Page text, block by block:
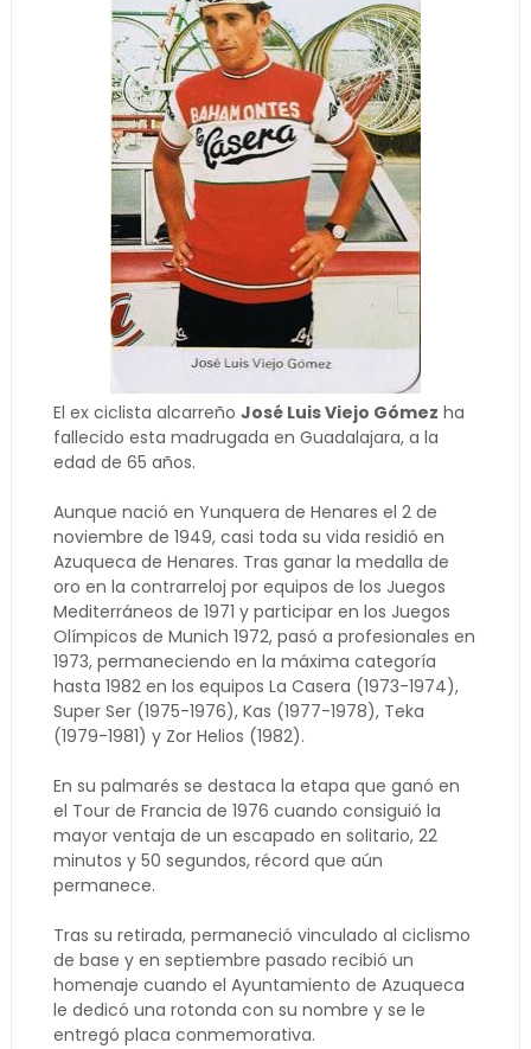
El ex ciclista alcarreño José Luis Viejo Gómez ha
fallecido esta madrugada en Guadalajara, a la
edad de 65 años.
Aunque nació en Yunquera de Henares el 2 de
noviembre de 1949, casi toda su vida residió en
Azuqueca de Henares. Tras ganar la medalla de
oro en la contrarreloj por equipos de los Juegos
Mediterráneos de 1971 y participar en los Juegos
Olímpicos de Munich 1972, pasó a profesionales en
1973, permaneciendo en la máxima categoría
hasta 1982 en los equipos La Casera (1973-1974),
Super Ser (1975-1976), Kas (1977-1978), Teka
(1979-1981) y Zor Helios (1982).
En su palmarés se destaca la etapa que ganó en
el Tour de Francia de 1976 cuando consiguió la
mayor ventaja de un escapado en solitario, 22
minutos y 50 segundos, récord que aún
permanece.
Tras su retirada, permaneció vinculado al ciclismo
de base y en septiembre pasado recibió un
homenaje cuando el Ayuntamiento de Azuqueca
le dedicó una rotonda con su nombre y se le
entregó placa conmemorativa.